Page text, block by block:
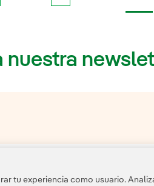
nuestra
por reCAPTCHA y se aplican la
tu experiencia como usuario.